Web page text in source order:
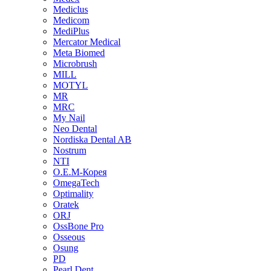
Mediclus
Medicom
MediPlus
Mercator Medical
Meta Biomed
Microbrush
MILL
MOTYL
MR
MRC
My Nail
Neo Dental
Nordiska Dental AB
Nostrum
NTI
O.E.M-Корея
OmegaTech
Optimality
Oratek
ORJ
OssBone Pro
Osseous
Osung
PD